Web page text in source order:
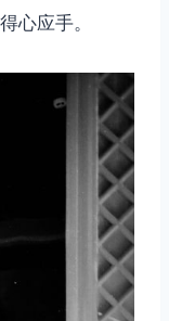
心应手。